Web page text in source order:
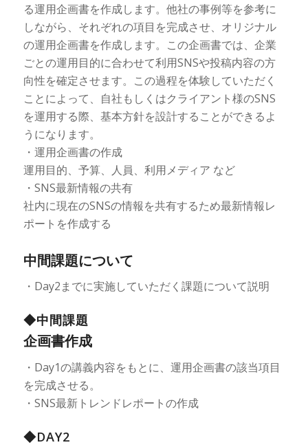
る運用企画書を作成します。他社の事例等を参考に
しながら、それぞれの項目を完成させ、オリジナル
の運用企画書を作成します。この企画書では、企業
ごとの運用目的に合わせて利用SNSや投稿内容の方
向性を確定させます。この過程を体験していただく
ことによって、自社もしくはクライアント様のSNS
を運用する際、基本方針を設計することができるよ
うになります。
・運用企画書の作成
運用目的、予算、人員、利用メディア など
・SNS最新情報の共有
社内に現在のSNSの情報を共有するため最新情報レ
ポートを作成する
中間課題について
・Day2までに実施していただく課題について説明
◆中間課題
企画書作成
・Day1の講義内容をもとに、運用企画書の該当項目
を完成させる。
・SNS最新トレンドレポートの作成
◆DAY2